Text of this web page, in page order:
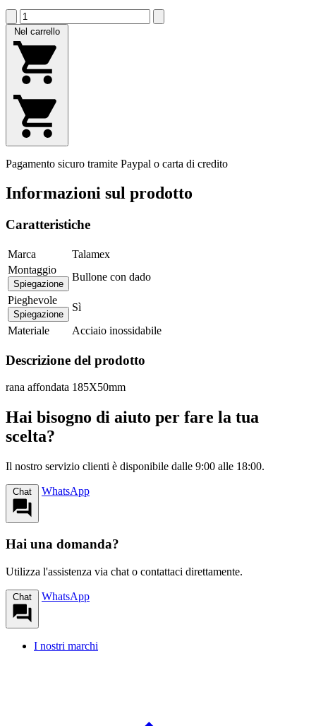
Nel carrello
Pagamento sicuro tramite Paypal o carta di credito
Informazioni sul prodotto
Caratteristiche
Marca
Talamex
Montaggio
Spiegazione
Bullone con dado
Pieghevole
Spiegazione
Sì
Materiale
Acciaio inossidabile
Descrizione del prodotto
rana affondata 185X50mm
Hai bisogno di aiuto per fare la tua
scelta?
Il nostro servizio clienti è disponibile dalle 9:00 alle 18:00.
Chat WhatsApp
Hai una domanda?
Utilizza l'assistenza via chat o contattaci direttamente.
Chat WhatsApp
I nostri marchi